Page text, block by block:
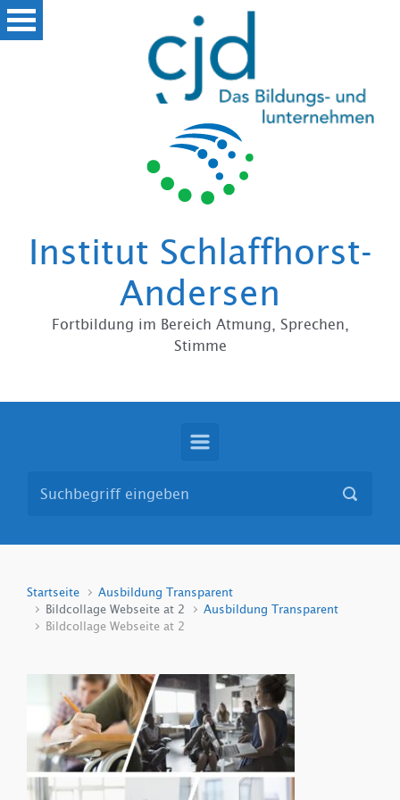
Institut Schlaffhorst-
Andersen
Fortbildung im Bereich Atmung, Sprechen,
Stimme
Startseite
Ausbildung Transparent
Bildcollage Webseite at 2
Ausbildung Transparent
Bildcollage Webseite at 2